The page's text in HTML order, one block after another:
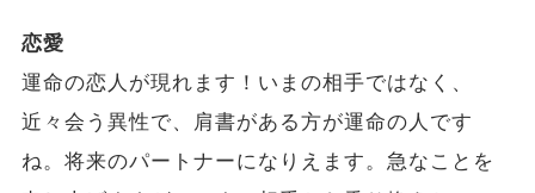
恋愛
運命の恋人が現れます！いまの相手ではなく、
近々会う異性で、肩書がある方が運命の人です
ね。将来のパートナーになりえます。急なことを